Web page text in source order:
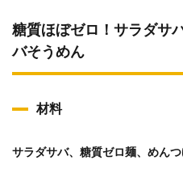
糖質ほぼゼロ！サラダサ
バそうめん
材料
サラダサバ、糖質ゼロ麺、めん